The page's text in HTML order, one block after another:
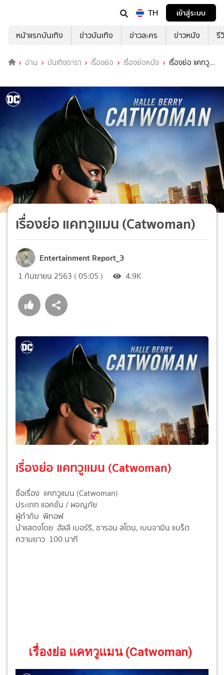
TH
เข้าสู่ระบบ
หน้าแรกบันเทิง
ข่าวบันเทิง ข่าวละคร ข่าวหนัง รี
อ่าน บันเทิงดารา เรื่องย่อ เรื่องย่อหนัง
เรื่องย่อ แคทวู
เรื่องย่อ แคทวูแมน (Catwoman)
Entertainment Report_3
1 กันยายน 2563 ( 05:05 ) 4.9K
เรื่องย่อ แคทวูแมน (Catwoman)
ชื่อเรื่อง แคทวูแมน (Catwoman)
ประเภท แอคชั่น / ผจญภัย
ผู้กำกับ พิทอฟ
นำแสดงโดย ฮัลลี เบอร์รี, ชารอน สโตน, เบนจามิน แบร็ต
ความยาว 100 นาที
เรื่องย่อ แคทวูแมน (Catwoman)